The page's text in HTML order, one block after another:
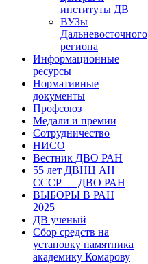
институты ДВ
ВУЗы
Дальневосточного
региона
Информационные
ресурсы
Нормативные
документы
Профсоюз
Медали и премии
Сотрудничество
НИСО
Вестник ДВО РАН
55 лет ДВНЦ АН
СССР — ДВО РАН
ВЫБОРЫ В РАН
2025
ДВ ученый
Сбор средств на
установку памятника
академику Комарову